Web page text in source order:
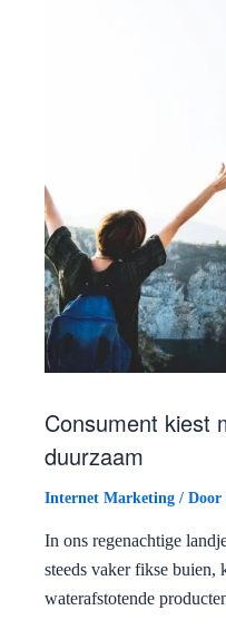
Consument kiest
duurzaam
Internet Marketing / Door
In ons regenachtige
steeds vaker fikse buien,
waterafstotende